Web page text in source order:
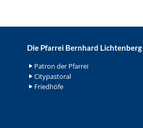
Die Pfarrei Bernhard Lichtenberg
Patron der Pfarrei
Citypastoral
Friedhöfe